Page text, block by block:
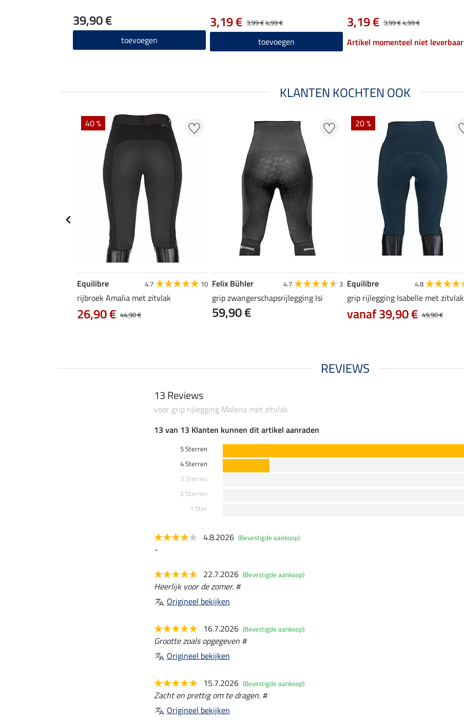
39,90 €
toevoegen
3,99 €4,99 €
3,19 €
toevoegen
3,99 €4,99 €
3,19 €
Artikel momenteel niet leverbaar
KLANTEN KOCHTEN OOK
40 %
Equilibre 4.7 10
rijbroek Amalia met zitvlak
44,90 €
26,90 €
Felix Bühler 4.7 3
grip zwangerschapsrijlegging Isi
59,90 €
20 %
Equilibre 4.8
grip rijlegging Isabelle met zitvlak
49,90 €
vanaf 39,90 €
REVIEWS
13 Reviews
voor grip rijlegging Malena met zitvlak
13 van 13 Klanten kunnen dit artikel aanraden
5 Sterren
4 Sterren
3 Sterren
2 Sterren
1 Ster
4.8.2026 (Bevestigde aankoop)
-
22.7.2026 (Bevestigde aankoop)
Heerlijk voor de zomer. #
Origineel bekijken
16.7.2026 (Bevestigde aankoop)
Grootte zoals opgegeven #
Origineel bekijken
15.7.2026 (Bevestigde aankoop)
Zacht en prettig om te dragen. #
Origineel bekijken